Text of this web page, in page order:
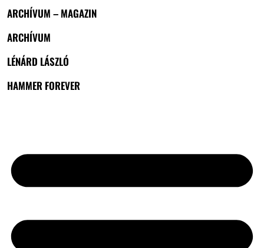
ARCHÍVUM – MAGAZIN
ARCHÍVUM
LÉNÁRD LÁSZLÓ
HAMMER FOREVER